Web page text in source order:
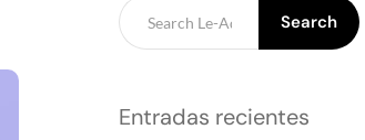
Search
Entradas recientes